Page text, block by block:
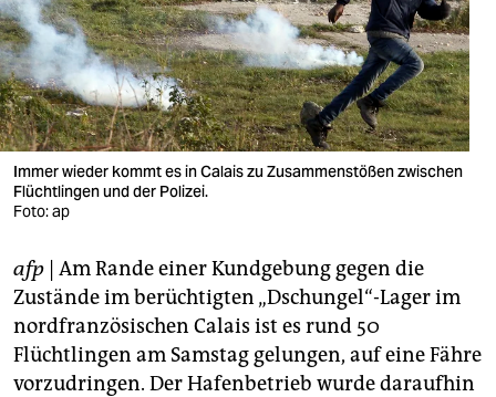
nord
wahrheit
verlag
verlag
veranstaltungen
fragen & hilfe
unterstützen
Immer wieder kommt es in Calais zu Zusammenstößen zwischen
Flüchtlingen und der Polizei.
Foto: ap
afp | Am Rande einer Kundgebung gegen die
Zustände im berüchtigten „Dschungel“-Lager im
nordfranzösischen Calais ist es rund 50
Flüchtlingen am Samstag gelungen, auf eine Fähre
vorzudringen. Der Hafenbetrieb wurde daraufhin